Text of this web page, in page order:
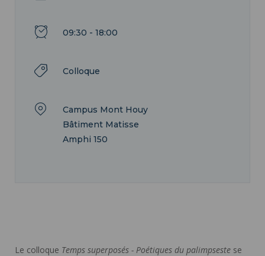
09:30 - 18:00
Colloque
Campus Mont Houy
Bâtiment Matisse
Amphi 150
Le colloque Temps superposés - Poétiques du palimpseste se